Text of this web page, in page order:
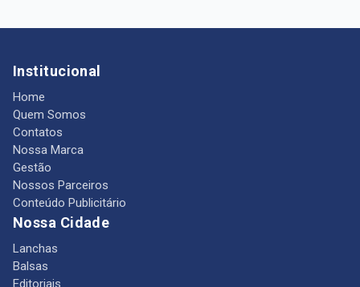
Institucional
Home
Quem Somos
Contatos
Nossa Marca
Gestão
Nossos Parceiros
Conteúdo Publicitário
Nossa Cidade
Lanchas
Balsas
Editoriais